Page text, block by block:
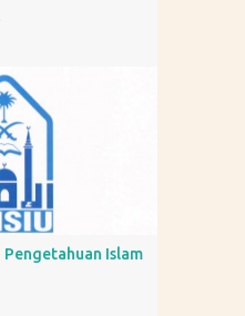
Pengetahuan Islam